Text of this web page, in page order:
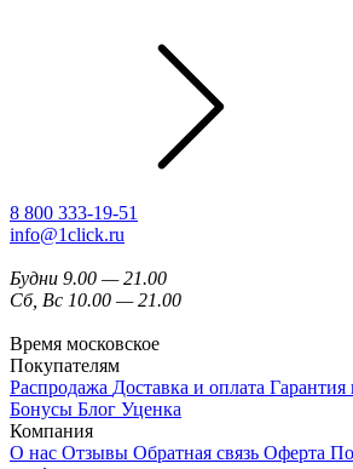
8 800 333-19-51
info@1click.ru
Будни 9.00 — 21.00
Сб, Вс 10.00 — 21.00
Время московское
Покупателям
Распродажа Доставка и оплата Гарантия
Бонусы Блог Уценка
Компания
О нас Отзывы Обратная связь Оферта